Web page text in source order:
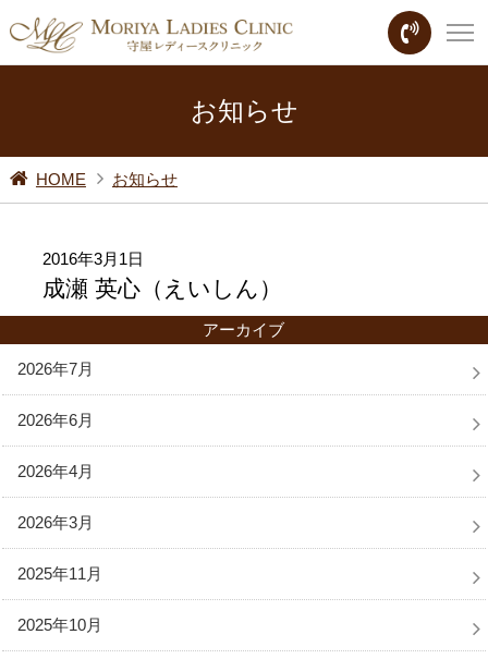
お知らせ
HOME お知らせ
2016年3月1日
成瀬 英心（えいしん）
アーカイブ
2026年7月
2026年6月
2026年4月
2026年3月
2025年11月
2025年10月